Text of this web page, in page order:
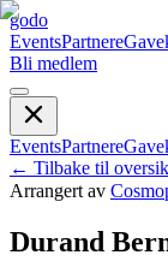
godo
EventsPartnere
Bli medlem
EventsPartnere
← Tilbake til
Arrangert av
Durand